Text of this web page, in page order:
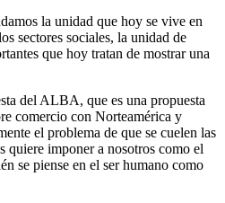
la unidad que hoy se vive en
sectores sociales, la unidad de
que hoy tratan de mostrar una
del ALBA, que es una propuesta
comercio con Norteamérica y
el problema de que se cuelen las
quiere imponer a nosotros como el
se piense en el ser humano como